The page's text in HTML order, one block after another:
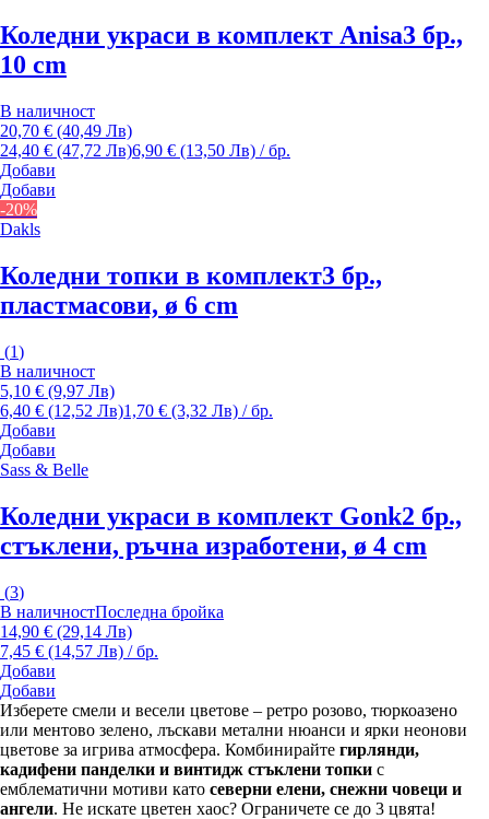
Коледни украси в комплект Anisa3 бр.,
10 cm
В наличност
20,70 € (40,49 Лв)
24,40 € (47,72 Лв)6,90 € (13,50 Лв) / бр.
Добави
Добави
-20%
Dakls
Коледни топки в комплект3 бр.,
пластмасови, ø 6 cm
(1)
В наличност
5,10 € (9,97 Лв)
6,40 € (12,52 Лв)1,70 € (3,32 Лв) / бр.
Добави
Добави
Sass & Belle
Коледни украси в комплект Gonk2 бр.,
стъклени, ръчна изработени, ø 4 cm
(3)
В наличностПоследна бройка
14,90 € (29,14 Лв)
7,45 € (14,57 Лв) / бр.
Добави
Добави
Изберете смели и весели цветове – ретро розово, тюркоазено
или ментово зелено, лъскави метални нюанси и ярки неонови
цветове за игрива атмосфера. Комбинирайте гирлянди,
кадифени панделки и винтидж стъклени топки с
емблематични мотиви като северни елени, снежни човеци и
ангели. Не искате цветен хаос? Ограничете се до 3 цвята!